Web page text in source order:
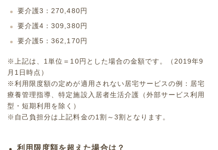
要介護3：270,480円
要介護4：309,380円
要介護5：362,170円
※上記は、1単位＝10円とした場合の金額です。（2019年9
月1日時点）
※利用限度額の定めが適用されない居宅サービスの例： 居宅
療養管理指導 、特定施設入居者生活介護 （外部サービス利用
型・短期利用を除く）
※自己負担分は上記料金の1割～3割となります。
利用限度額を超えた場合は？